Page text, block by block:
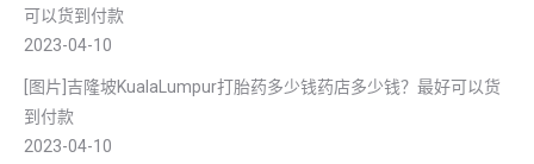
可以货到付款
2023-04-10
[图片]吉隆坡KualaLumpur打胎药多少钱药店多少钱？最好可以货
到付款
2023-04-10